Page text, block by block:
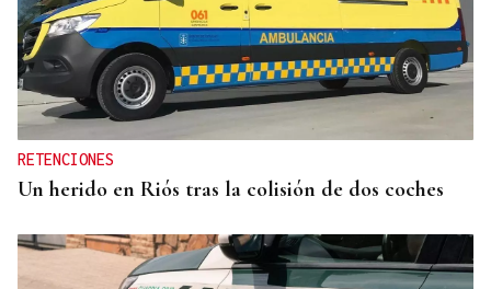
REFORMAS
Donald Trump deberá pedir permiso al Congreso
para construir el salón de baile en la Casa Blanca
RETENCIONES
Un herido en Riós tras la colisión de dos coches